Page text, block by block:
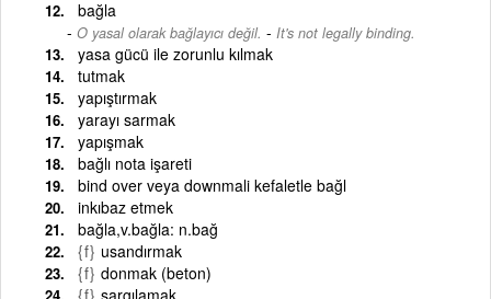
bağla
O yasal olarak bağlayıcı değil. - It's not legally binding.
yasa gücü ile zorunlu kılmak
tutmak
yapıştırmak
yarayı sarmak
yapışmak
bağlı nota işareti
bind over veya downmali kefaletle bağl
inkıbaz etmek
bağla,v.bağla: n.bağ
{f} usandırmak
{f} donmak (beton)
{f} sargılamak